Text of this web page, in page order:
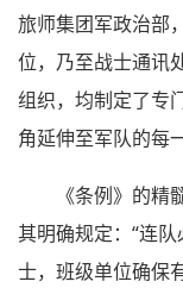
旅师集团军政治部
位，乃至战士通讯
组织，均制定了专
角延伸至军队的每
《条例》的精
其明确规定：“连
士，班级单位确保